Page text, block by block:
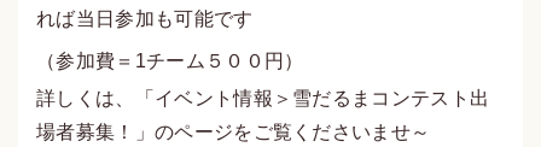
れば当日参加も可能です
（参加費＝1チーム５００円）
詳しくは、「イベント情報＞雪だるまコンテスト出
場者募集！」のページをご覧くださいませ～